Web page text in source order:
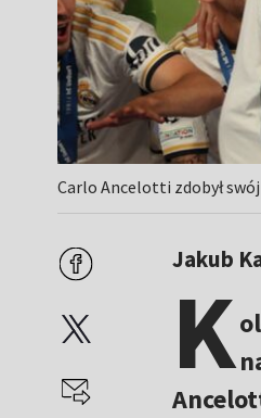
Carlo Ancelotti zdobył
Jakub
K